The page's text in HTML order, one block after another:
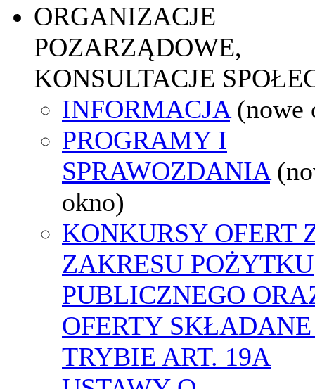
ORGANIZACJE
POZARZĄDOWE,
KONSULTACJE
INFORMACJA (nowe
PROGRAMY I
SPRAWOZDANIA
okno)
KONKURSY OFERT
ZAKRESU POŻYTKU
PUBLICZNEGO
OFERTY
TRYBIE ART. 19A